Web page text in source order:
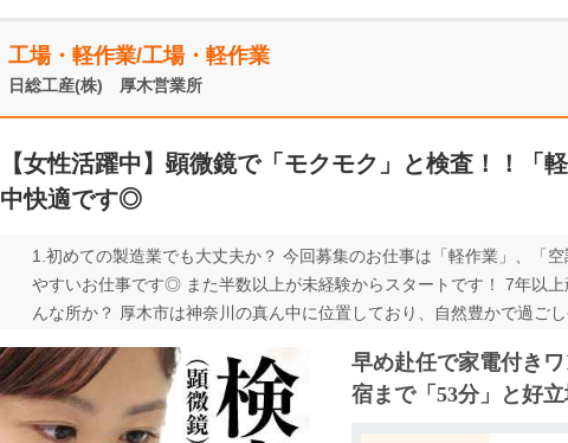
工場・軽作業/工場・軽作業
日総工産(株) 厚木営業所
【女性活躍中】顕微鏡で「モクモク」と検査！！「
中快適です◎
1.初めての製造業でも大丈夫か？ 今回募集のお仕事は「軽作業」、「
やすいお仕事です◎ また半数以上が未経験からスタートです！ 7年以
んな所か？ 厚木市は神奈川の真ん中に位置しており、自然豊かで過ご
急線・東名高速が通り、都心・横浜・箱根などあらゆる方面のアクセ
か？ ワンルームのお部屋をご用意します。 弊社でアパートを借り上げ
万近くの初期費用かかりますが一切かかりません。 水道・電気・ガス
早め赴任で家電付き
宿まで「53分」と好